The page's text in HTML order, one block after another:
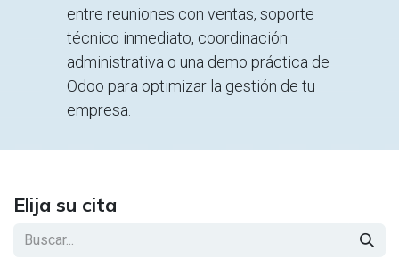
entre reuniones con ventas, soporte
técnico inmediato, coordinación
administrativa o una demo práctica de
Odoo para optimizar la gestión de tu
empresa.
Elija su cita